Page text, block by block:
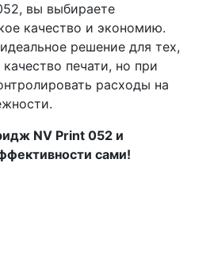
вы выбираете
качество и экономию.
решение для тех,
печати, но при
расходы на
NV Print 052 и
сами!